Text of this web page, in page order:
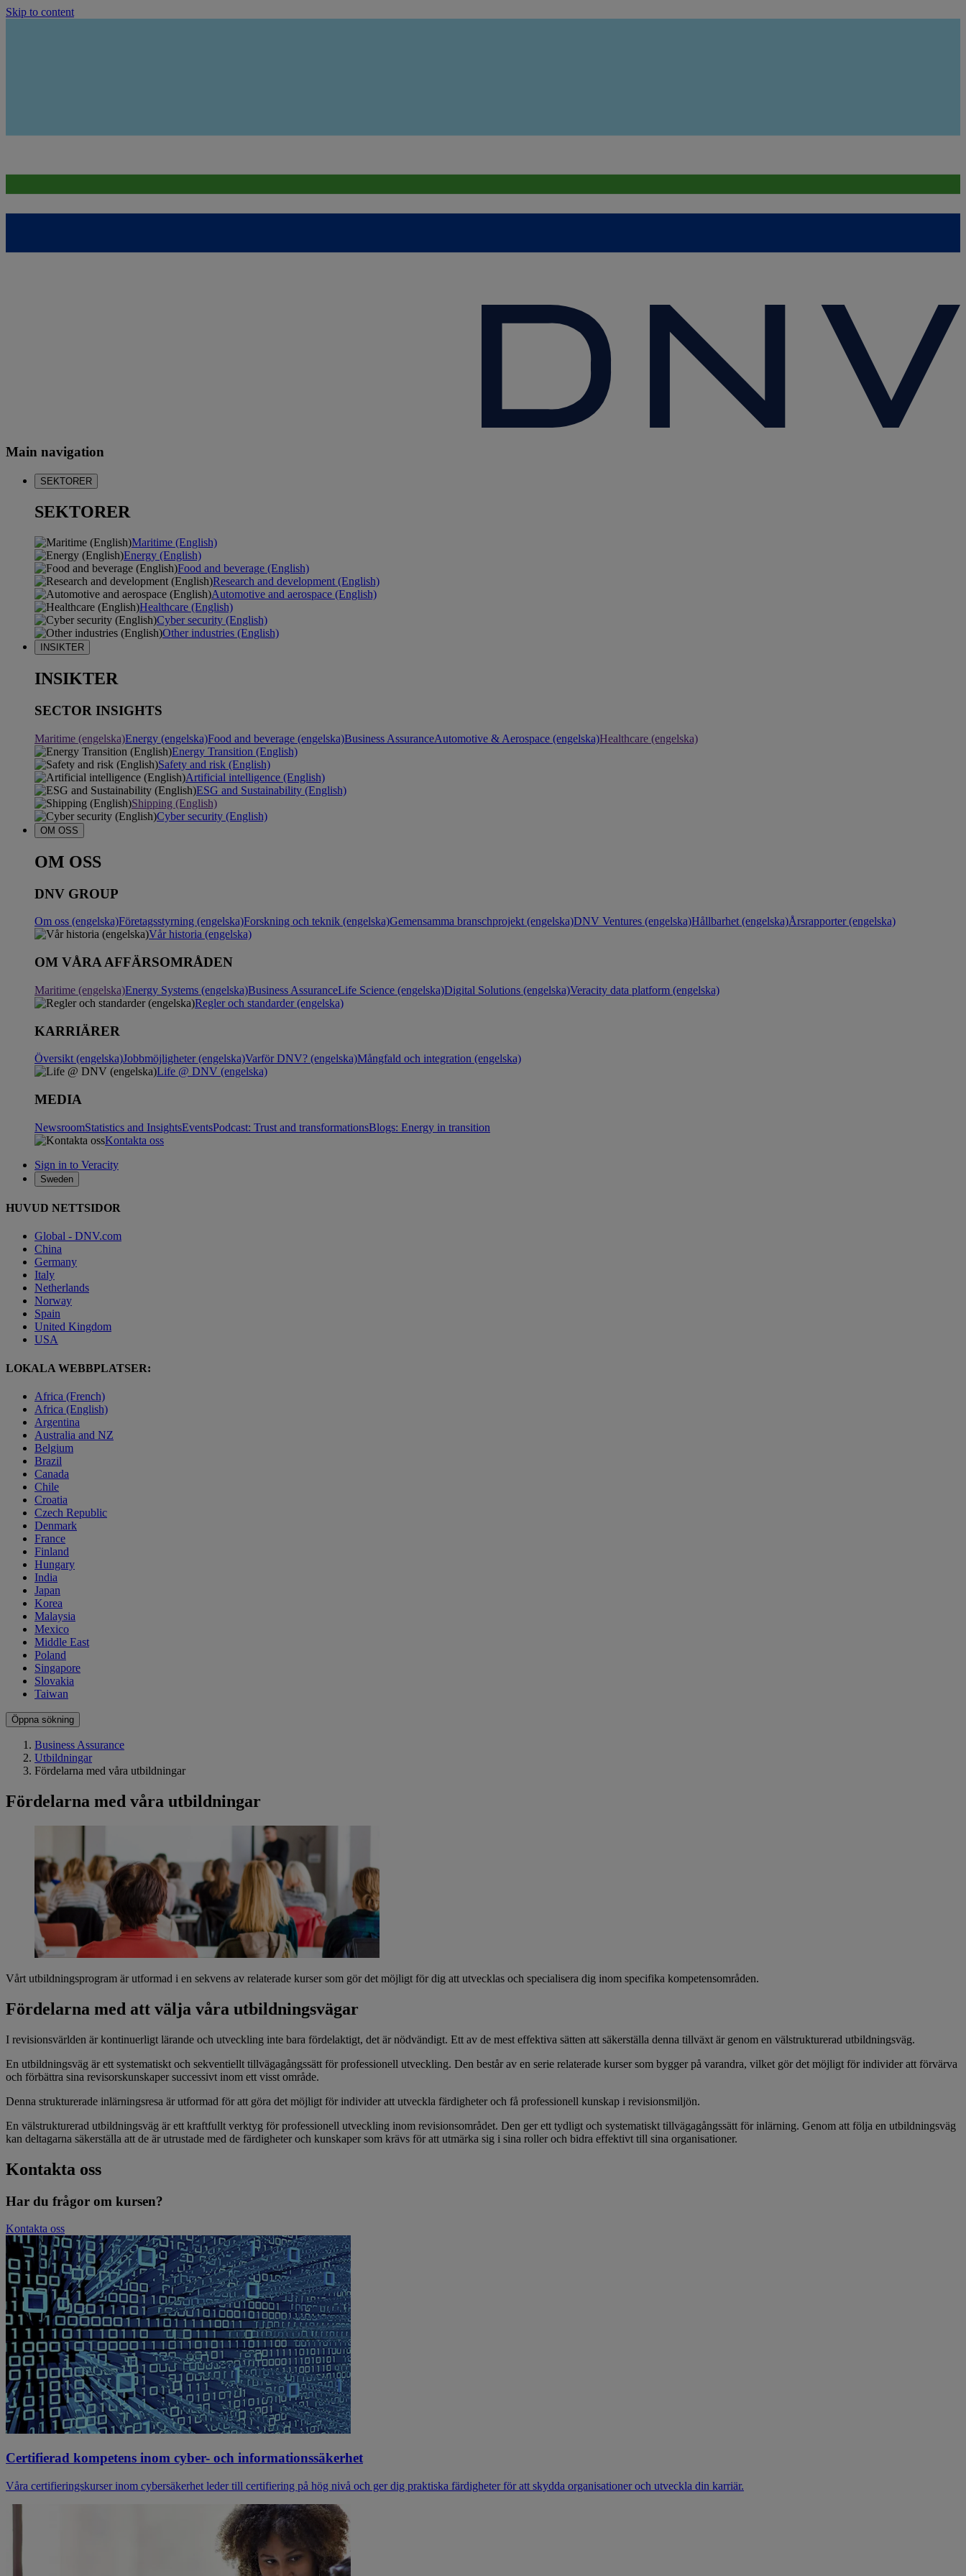
Skip to content
Main navigation
SEKTORER
SEKTORER
Maritime (English)
Energy (English)
Food and beverage (English)
Research and development (English)
Automotive and aerospace (English)
Healthcare (English)
Cyber security (English)
Other industries (English)
INSIKTER
INSIKTER
SECTOR INSIGHTS
Maritime (engelska)Energy (engelska)Food and beverage (engelska)Business AssuranceAutomotive & Aerospace (engelska)Healthcare (engelska)
Energy Transition (English)
Safety and risk (English)
Artificial intelligence (English)
ESG and Sustainability (English)
Shipping (English)
Cyber security (English)
OM OSS
OM OSS
DNV GROUP
Om oss (engelska)Företagsstyrning (engelska)Forskning och teknik (engelska)Gemensamma branschprojekt (engelska)DNV Ventures (engelska)Hållbarhet (engelska)Årsrapporter (engelska)
Vår historia (engelska)
OM VÅRA AFFÄRSOMRÅDEN
Maritime (engelska)Energy Systems (engelska)Business AssuranceLife Science (engelska)Digital Solutions (engelska)Veracity data platform (engelska)
Regler och standarder (engelska)
KARRIÄRER
Översikt (engelska)Jobbmöjligheter (engelska)Varför DNV? (engelska)Mångfald och integration (engelska)
Life @ DNV (engelska)
MEDIA
NewsroomStatistics and InsightsEventsPodcast: Trust and transformationsBlogs: Energy in transition
Kontakta oss
Sign in to Veracity
Sweden
HUVUD NETTSIDOR
Global - DNV.com
China
Germany
Italy
Netherlands
Norway
Spain
United Kingdom
USA
LOKALA WEBBPLATSER:
Africa (French)
Africa (English)
Argentina
Australia and NZ
Belgium
Brazil
Canada
Chile
Croatia
Czech Republic
Denmark
France
Finland
Hungary
India
Japan
Korea
Malaysia
Mexico
Middle East
Poland
Singapore
Slovakia
Taiwan
Öppna sökning
Business Assurance
Utbildningar
Fördelarna med våra utbildningar
Fördelarna med våra utbildningar
Vårt utbildningsprogram är utformad i en sekvens av relaterade kurser som gör det möjligt för dig att utvecklas och specialisera dig inom specifika kompetensområden.
Fördelarna med att välja våra utbildningsvägar
I revisionsvärlden är kontinuerligt lärande och utveckling inte bara fördelaktigt, det är nödvändigt. Ett av de mest effektiva sätten att säkerställa denna tillväxt är genom en välstrukturerad utbildningsväg.
En utbildningsväg är ett systematiskt och sekventiellt tillvägagångssätt för professionell utveckling. Den består av en serie relaterade kurser som bygger på varandra, vilket gör det möjligt för individer att förvärva
och förbättra sina revisorskunskaper successivt inom ett visst område.
Denna strukturerade inlärningsresa är utformad för att göra det möjligt för individer att utveckla färdigheter och få professionell kunskap i revisionsmiljön.
En välstrukturerad utbildningsväg är ett kraftfullt verktyg för professionell utveckling inom revisionsområdet. Den ger ett tydligt och systematiskt tillvägagångssätt för inlärning. Genom att följa en utbildningsväg
kan deltagarna säkerställa att de är utrustade med de färdigheter och kunskaper som krävs för att utmärka sig i sina roller och bidra effektivt till sina organisationer.
Kontakta oss
Har du frågor om kursen?
Kontakta oss
Certifierad kompetens inom cyber- och informationssäkerhet
Våra certifieringskurser inom cybersäkerhet leder till certifiering på hög nivå och ger dig praktiska färdigheter för att skydda organisationer och utveckla din karriär.